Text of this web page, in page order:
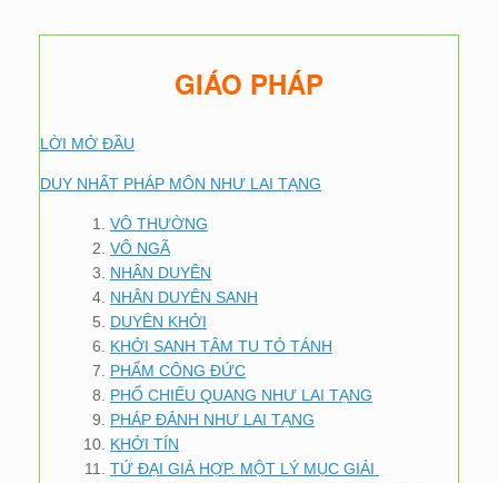
GIÁO PHÁP
LỜI MỞ ĐẦU
DUY NHẤT PHÁP MÔN NHƯ LAI TẠNG
VÔ THƯỜNG
VÔ NGÃ
NHÂN DUYÊN
NHÂN DUYÊN SANH
DUYÊN KHỞI
KHỞI SANH TÂM TU TỎ TÁNH
PHẨM CÔNG ĐỨC
PHỔ CHIẾU QUANG NHƯ LAI TẠNG
PHÁP ĐẢNH NHƯ LAI TẠNG
KHỞI TÍN
TỨ ĐẠI GIẢ HỢP. MỘT LÝ MỤC GIẢI